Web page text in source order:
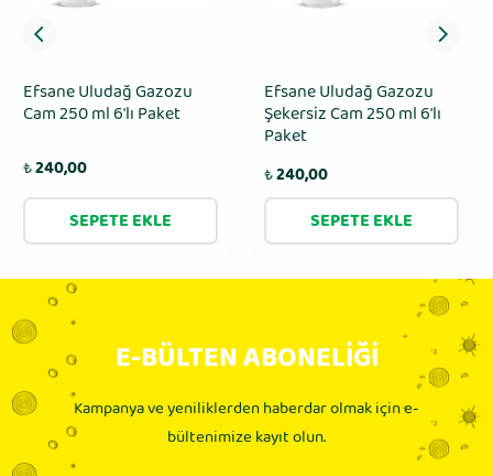
Efsane Uludağ Gazozu
Cam 250 ml 6′lı Paket
₺240,00
SEPETE EKLE
Efsane Uludağ Gazozu
Şekersiz Cam 250 ml 6′lı
Paket
₺240,00
SEPETE EKLE
E-BÜLTEN ABONELİĞİ
Kampanya ve yeniliklerden haberdar olmak için e-
bültenimize kayıt olun.